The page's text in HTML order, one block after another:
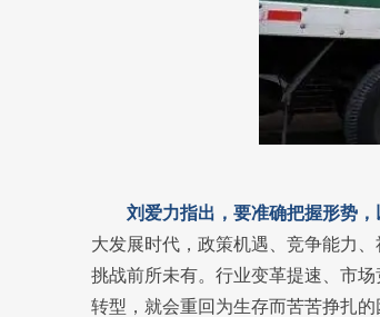
刘爱力指出，要准确把握形势
大发展时代，政策机遇、竞争能力
挑战前所未有。行业变革提速、市
转型，就会重回为生存而苦苦挣扎